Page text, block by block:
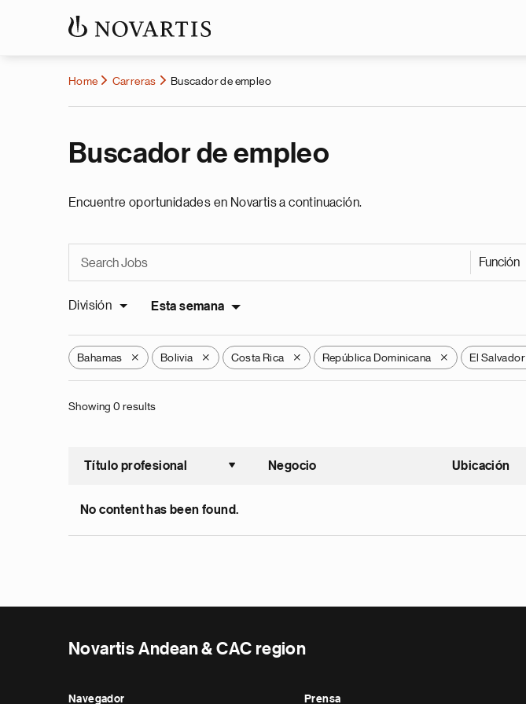
Home Carreras Buscador de empleo
Buscador de empleo
Encuentre oportunidades en Novartis a continuación.
Función
División Esta semana
Bahamas X Bolivia X Costa Rica X República Dominicana X El Salvador
Showing 0 results
Título profesional
Ordenar ascendente
Negocio Ubicación
No content has been found.
Novartis Andean & CAC region
Navegador Prensa